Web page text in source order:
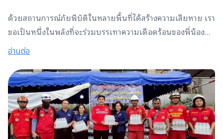
ด้วยสถานการณ์ภัยพิบัติในหลายพื้นที่ได้สร้างความเสียหาย เรา
ขอเป็นหนึ่งในพลังที่จะร่วมบรรเทาความเดือดร้อนของพี่น้องผู้
ประสบภัยโดย มูลนิธิฯได้เร่งให้การช่วยเหลือ ดังนี้ 3. มอบสุขา
เปราะบาง จ.พะเยา ที่ได้รับผลกระทบใน 3 อำเภอ ได้แก่ ปง
เชียงคำ และดอกคำใต้ 4. ร่วมกับ Temasek Foundationมอบ
ถุงยังชีพสำหรับกลุ่มเปราะบาง 300 ชุด จัดส่งและมอบถึงมือผู้
ประสบภัยโดยร่วมกับกองทัพอากาศ ( เจ้ากรมกิจการพลเรือน
ทหารอากาศ ในยามที่เกิดภัยพิบัติมูลนิธิเอสซีจีพร้อมอยู่เคียง
อ่านต่อ